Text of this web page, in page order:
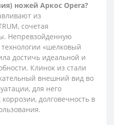
ножей Аркос Opera?
из
сочетая
Непревзойденную
«шелковый
достичь идеальной и
Клинок из стали
внешний вид во
для него
долговечность в